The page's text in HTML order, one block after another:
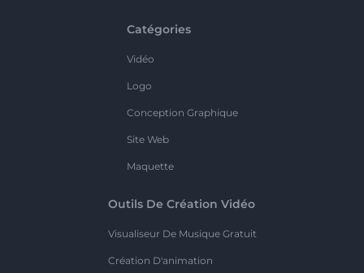
Catégories
Vidéo
Logo
Conception Graphique
Site Web
Maquette
Outils De Création Vidéo
Visualiseur De Musique Gratuit
Création D'animation